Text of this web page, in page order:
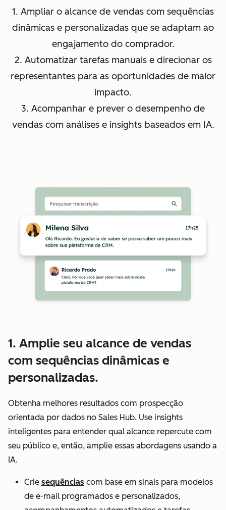
1. Ampliar o alcance de vendas com sequências
dinâmicas e personalizadas que se adaptam ao
engajamento do comprador.
2. Automatizar tarefas manuais e direcionar os
representantes para as oportunidades de maior
impacto.
3. Acompanhar e prever o desempenho de
vendas com análises e insights baseados em IA.
1. Amplie seu alcance de vendas
com sequências dinâmicas e
personalizadas.
Obtenha melhores resultados com prospecção
orientada por dados no Sales Hub. Use insights
inteligentes para entender qual alcance repercute com
seu público e, então, amplie essas abordagens usando a
IA.
Crie sequências com base em sinais para modelos
de e-mail programados e personalizados,